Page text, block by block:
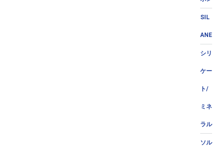
SIL
ANE
シリ
ケー
ト/
ミネ
ラル
ソル